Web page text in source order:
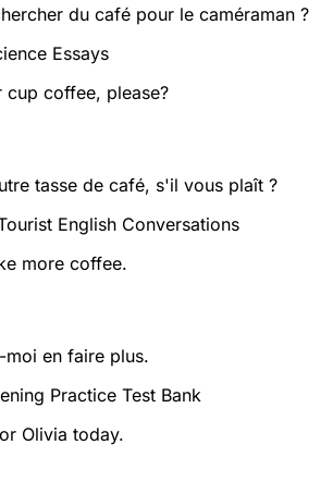
du café pour le caméraman ?
Essays
cup coffee, please?
tasse de café, s'il vous plaît ?
English Conversations
more coffee.
moi en faire plus.
Practice Test Bank
Olivia today.